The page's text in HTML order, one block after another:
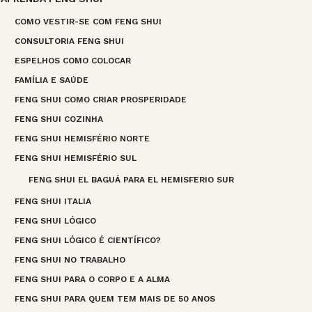
COMO VESTIR-SE COM FENG SHUI
CONSULTORIA FENG SHUI
ESPELHOS COMO COLOCAR
FAMÍLIA E SAÚDE
FENG SHUI COMO CRIAR PROSPERIDADE
FENG SHUI COZINHA
FENG SHUI HEMISFÉRIO NORTE
FENG SHUI HEMISFÉRIO SUL
FENG SHUI EL BAGUÁ PARA EL HEMISFERIO SUR
FENG SHUI ITALIA
FENG SHUI LÓGICO
FENG SHUI LÓGICO É CIENTÍFICO?
FENG SHUI NO TRABALHO
FENG SHUI PARA O CORPO E A ALMA
FENG SHUI PARA QUEM TEM MAIS DE 50 ANOS